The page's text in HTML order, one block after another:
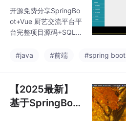
取详细的视频介绍
码+SQL脚本+接
口文档【Java
开源免费分享SpringBo
ot+Vue 厨艺交流平台平
台完整项目源码+SQL
Web毕设】可提供说明
ueJS、ElementUI、
（Python或者Java或
者.NET）等等*功能如
#java #前端 #spring boot
【2025最新】
基于SpringBoo